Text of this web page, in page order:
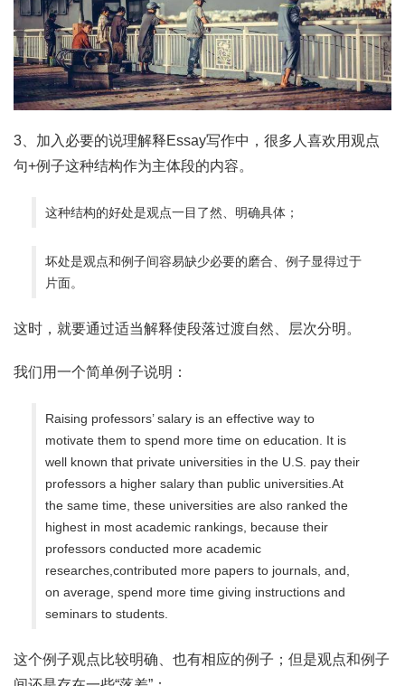
3、加入必要的说理解释Essay写作中，很多人喜欢用观点
句+例子这种结构作为主体段的内容。
这种结构的好处是观点一目了然、明确具体；
坏处是观点和例子间容易缺少必要的磨合、例子显得过于
片面。
这时，就要通过适当解释使段落过渡自然、层次分明。
我们用一个简单例子说明：
Raising professors’ salary is an effective way to
motivate them to spend more time on education. It is
well known that private universities in the U.S. pay their
professors a higher salary than public universities.At
the same time, these universities are also ranked the
highest in most academic rankings, because their
professors conducted more academic
researches,contributed more papers to journals, and,
on average, spend more time giving instructions and
seminars to students.
这个例子观点比较明确、也有相应的例子；但是观点和例子